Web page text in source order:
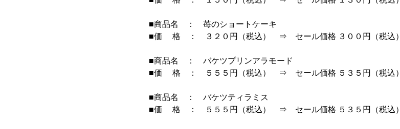
■商品名 ： 苺のショートケーキ
■価 格 ： ３２０円（税込） ⇒ セール価格 ３００円（税込）
■商品名 ： バケツプリンアラモード
■価 格 ： ５５５円（税込） ⇒ セール価格 ５３５円（税込）
■商品名 ： バケツティラミス
■価 格 ： ５５５円（税込） ⇒ セール価格 ５３５円（税込）